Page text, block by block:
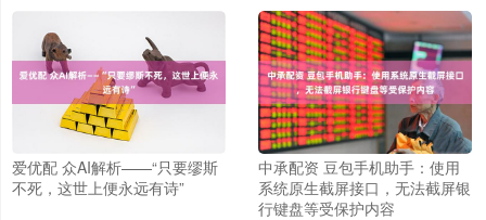
爱优配 众AI解析——“只要缪斯
不死，这世上便永远有诗”
中承配资 豆包手机助手：使用
系统原生截屏接口，无法截屏银
行键盘等受保护内容